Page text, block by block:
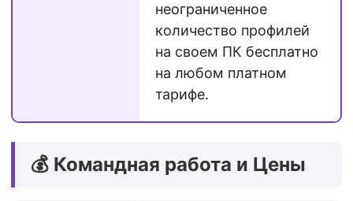
неограниченное
количество профилей
на своем ПК бесплатно
на любом платном
тарифе.
💰 Командная работа и Цены